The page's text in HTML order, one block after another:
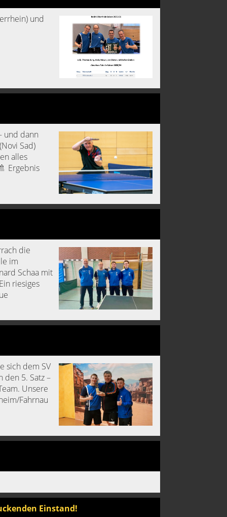
und
und dann
Sad)
alles
Ergebnis
die
im
Schaa mit
riesiges
sich dem SV
den 5. Satz –
Unsere
Fahrnau
Einstand!